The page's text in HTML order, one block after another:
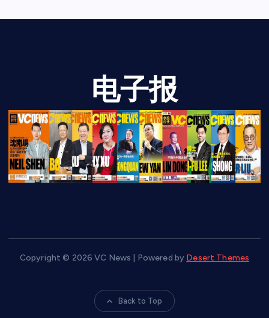
电子报
Copyright © 2026 VC News | Powered by Desert Themes
Back to Top